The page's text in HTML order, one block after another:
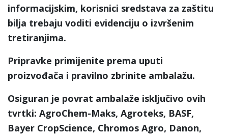
informacijskim, korisnici sredstava za zaštitu
bilja trebaju voditi evidenciju o izvršenim
tretiranjima.
Pripravke primijenite prema uputi
proizvođača i pravilno zbrinite ambalažu.
Osiguran je povrat ambalaže isključivo ovih
tvrtki: AgroChem-Maks, Agroteks, BASF,
Bayer CropScience, Chromos Agro, Danon,